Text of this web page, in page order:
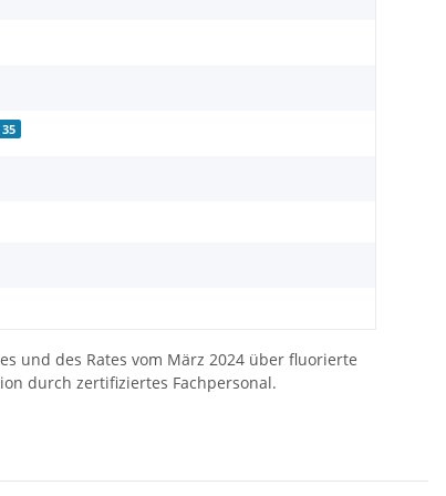
und des Rates vom März 2024 über fluorierte
durch zertifiziertes Fachpersonal.